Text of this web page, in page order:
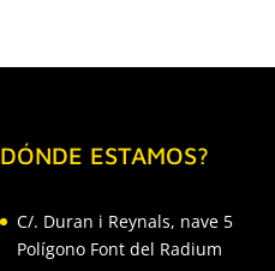
DÓNDE ESTAMOS?
C/. Duran i Reynals, nave 5
Polígono Font del Radium